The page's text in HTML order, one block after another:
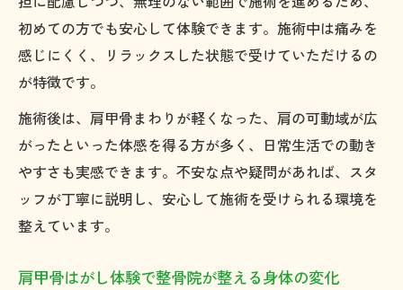
初めての方でも安心して体験できます。施術中は痛みを
感じにくく、リラックスした状態で受けていただけるの
が特徴です。
施術後は、肩甲骨まわりが軽くなった、肩の可動域が広
がったといった体感を得る方が多く、日常生活での動き
やすさも実感できます。不安な点や疑問があれば、スタ
ッフが丁寧に説明し、安心して施術を受けられる環境を
整えています。
肩甲骨はがし体験で整骨院が整える身体の変化